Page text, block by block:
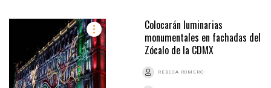
Colocarán luminarias
monumentales en fachadas del
Zócalo de la CDMX
REBECA ROMERO